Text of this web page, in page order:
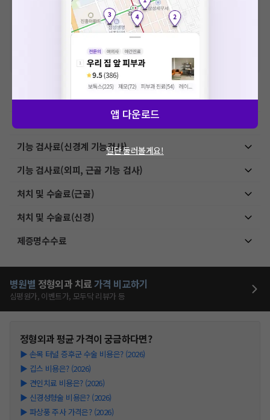
비급여 항목의 경우,추가비용 등으로 실제 가격과 상이할 수 있으니, 정확
한 가격은 해당 의료기관에 직접 문의해주세요.
급여 항목의 경우,건강보험심사평가원에 고지되어 있는 급여 진료 기준 가
격입니다. (진료와 연관된 복합적인 비용이 추가되어, 병원마다 금액이 다르게
산정될 수 있는 점 참고 바랍니다.)
※ 이벤트가, 할인가는VAT 포함
이학요법료
초음파 검사료(진단초음파)
기능 검사료(신경계 기능검사)
기능 검사료(외피, 근골 기능 검사)
처치 및 수술료(근골)
처치 및 수술료(신경)
제증명수수료
병원별 정형외과 치료가격 비교하기
심평원가, 이벤트가, 모두닥 리뷰가 등
정형외과평균 가격이 궁금하다면?
▶ 손목 터널 증후군 수술 비용은? (2026)
▶ 깁스 비용은? (2026)
▶ 견인치료 비용은? (2026)
▶ 신경성형술 비용은? (2026)
▶ 파상풍 주사 가격은? (2026)
앱 다운로드
일단 둘러볼게요!